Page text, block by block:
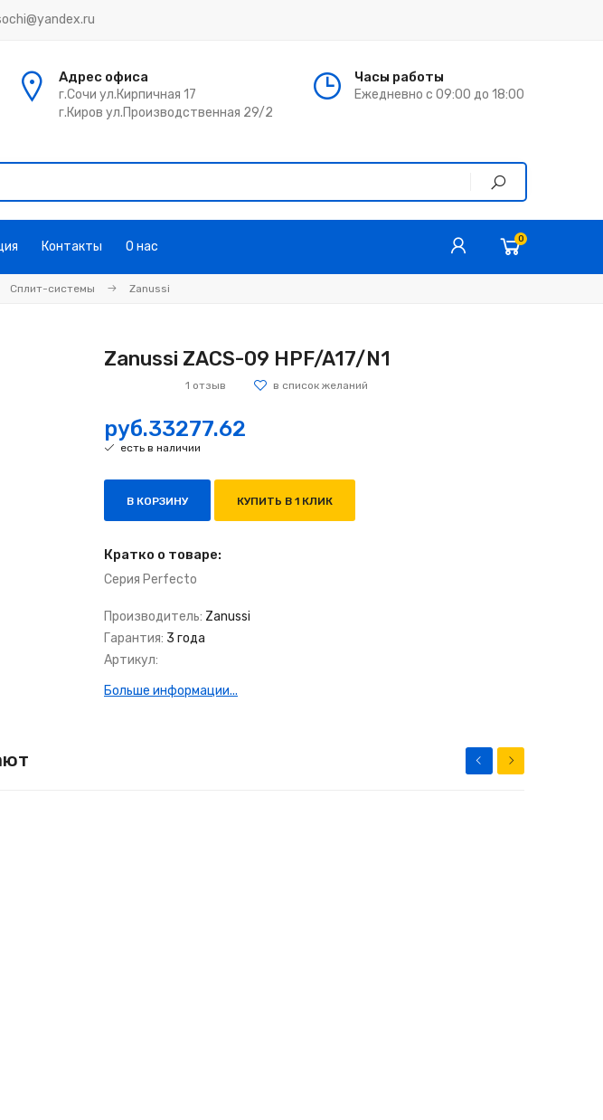
Адрес офиса
г.Сочи ул.Кирпичная 17
г.Киров ул.Производственная 29/2
Часы работы
Ежедневно с 09:00 до 18:00
Контакты О нас 0
Сплит-системы Zanussi
Zanussi ZACS-09 HPF/A17/N1
1 отзыв
руб.33277.62
есть в наличии
В КОРЗИНУ КУПИТЬ В 1 КЛИК
Кратко о товаре:
Серия Perfecto
Производитель: Zanussi
Гарантия: 3 года
Артикул:
Больше информации...